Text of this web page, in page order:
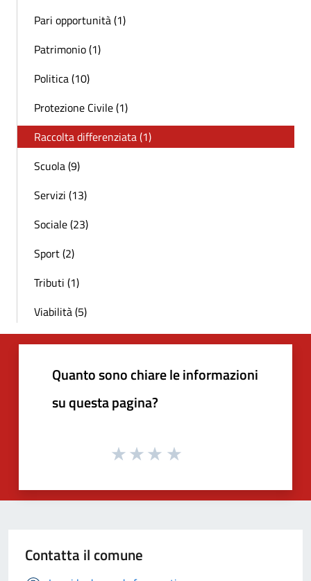
Pari opportunità (1)
Patrimonio (1)
Politica (10)
Protezione Civile (1)
Raccolta differenziata (1)
Scuola (9)
Servizi (13)
Sociale (23)
Sport (2)
Tributi (1)
Viabilità (5)
Quanto sono chiare le informazioni
su questa pagina?
Contatta il comune